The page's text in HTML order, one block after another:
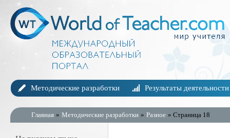
Методические разработки Результаты деятельности
Главная » Методические разработки » Разное » Страница 18